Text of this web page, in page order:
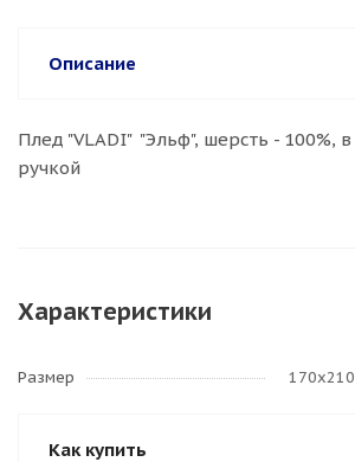
Описание
Плед "VLADI" "Эльф", шерсть - 100%,
ручкой
Характеристики
Размер 170х210
Как купить